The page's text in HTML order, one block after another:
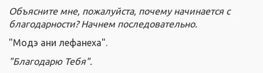
Объясните мне, пожалуйста, почему начинается с
благодарности? Начнем последовательно.
"Модэ ани лефанеха".
"Благодарю Тебя".